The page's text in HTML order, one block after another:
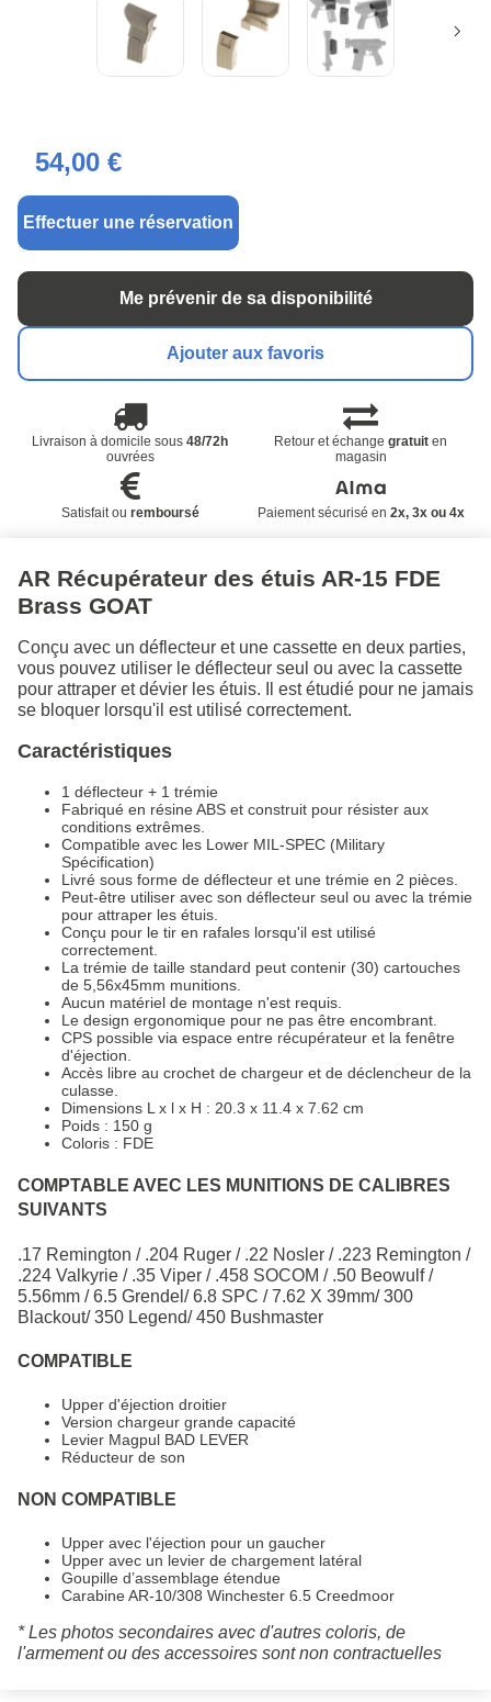
54,00 €
Effectuer une réservation
Me prévenir de sa disponibilité
Ajouter aux favoris
Livraison à domicile sous48/72h
ouvrées
Retour et échangegratuit en
magasin
Satisfait ou remboursé Paiement sécurisé en 2x, 3x ou 4x
AR Récupérateur des étuis AR-15 FDE
Brass GOAT
Conçu avec un déflecteur et une cassette en deux parties,
vous pouvez utiliser le déflecteur seul ou avec la cassette
pour attraper et dévier les étuis. Il est étudié pour ne jamais
se bloquer lorsqu'il est utilisé correctement.
Caractéristiques
1 déflecteur + 1 trémie
Fabriqué en résine ABS et construit pour résister aux
conditions extrêmes.
Compatible avec les Lower MIL-SPEC (Military
Spécification)
Livré sous forme de déflecteur et une trémie en 2 pièces.
Peut-être utiliser avec son déflecteur seul ou avec la trémie
pour attraper les étuis.
Conçu pour le tir en rafales lorsqu'il est utilisé
correctement.
La trémie de taille standard peut contenir (30) cartouches
de 5,56x45mm munitions.
Aucun matériel de montage n'est requis.
Le design ergonomique pour ne pas être encombrant.
CPS possible via espace entre récupérateur et la fenêtre
d'éjection.
Accès libre au crochet de chargeur et de déclencheur de la
culasse.
Dimensions L x l x H : 20.3 x 11.4 x 7.62 cm
Poids : 150 g
Coloris : FDE
COMPTABLE AVEC LES MUNITIONS DE CALIBRES
SUIVANTS
.17 Remington / .204 Ruger / .22 Nosler / .223 Remington /
.224 Valkyrie / .35 Viper / .458 SOCOM / .50 Beowulf /
5.56mm / 6.5 Grendel/ 6.8 SPC / 7.62 X 39mm/ 300
Blackout/ 350 Legend/ 450 Bushmaster
COMPATIBLE
Upper d'éjection droitier
Version chargeur grande capacité
Levier Magpul BAD LEVER
Réducteur de son
NON COMPATIBLE
Upper avec l'éjection pour un gaucher
Upper avec un levier de chargement latéral
Goupille d’assemblage étendue
Carabine AR-10/308 Winchester 6.5 Creedmoor
* Les photos secondaires avec d'autres coloris, de
l'armement ou des accessoires sont non contractuelles